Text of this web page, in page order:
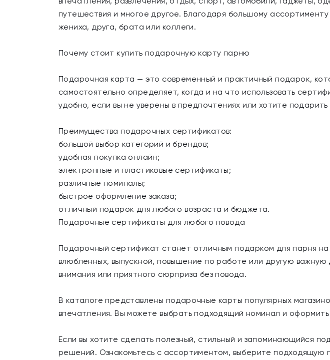
путешествия и многое другое. Благодаря большому
жениха, друга, брата или коллеги.
Почему стоит купить подарочную карту парню
Подарочная карта — это современный и практичный подарок,
самостоятельно определяет, когда и на что использовать
удобно, если вы не уверены в предпочтениях или хотите
Преимущества подарочных сертификатов:
большой выбор категорий и брендов;
удобная покупка онлайн;
электронные и пластиковые сертификаты;
различные номиналы;
быстрое оформление заказа;
отличный подарок для любого возраста и бюджета.
Подарочные сертификаты для любого повода
Подарочный сертификат станет отличным подарком для парня
влюбленных, выпускной, повышение по работе или другую
внимания или приятного сюрприза без повода.
В каталоге представлены подарочные карты популярных
впечатления. Вы можете выбрать подходящий номинал и оформить
Если вы хотите сделать полезный, стильный и запоминающийся
решений. Ознакомьтесь с ассортиментом, выберите подходящую